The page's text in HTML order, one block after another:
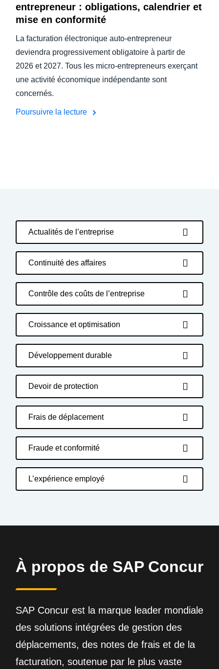
entrepreneur : obligations, calendrier et
mise en conformité
La facturation électronique auto-entrepreneur
deviendra progressivement obligatoire à partir de
2026 et 2027. Tous les micro-entrepreneurs exerçant
une activité économique indépendante sont
concernés.
Poursuivre la lecture
Actualités de l’entreprise
Continuité des affaires
Contrôle des coûts de l’entreprise
Croissance et optimisation
Développement durable
Devoir de protection
Frais de déplacement
Fraude et conformité
L’expérience employé
À propos de SAP Concur
SAP Concur est la marque leader mondiale
des solutions intégrées de gestion des
déplacements, des notes de frais et de la
facturation, soutenue par le plus vaste